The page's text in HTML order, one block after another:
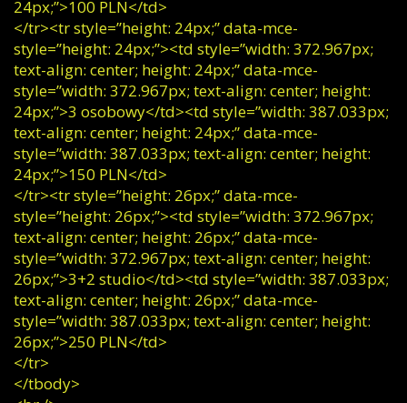
24px;”>100 PLN</td>
</tr><tr style=”height: 24px;” data-mce-
style=”height: 24px;”><td style=”width: 372.967px;
text-align: center; height: 24px;” data-mce-
style=”width: 372.967px; text-align: center; height:
24px;”>3 osobowy</td><td style=”width: 387.033px;
text-align: center; height: 24px;” data-mce-
style=”width: 387.033px; text-align: center; height:
24px;”>150 PLN</td>
</tr><tr style=”height: 26px;” data-mce-
style=”height: 26px;”><td style=”width: 372.967px;
text-align: center; height: 26px;” data-mce-
style=”width: 372.967px; text-align: center; height:
26px;”>3+2 studio</td><td style=”width: 387.033px;
text-align: center; height: 26px;” data-mce-
style=”width: 387.033px; text-align: center; height:
26px;”>250 PLN</td>
</tr>
</tbody>